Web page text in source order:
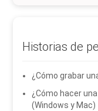
Historias de
¿Cómo grabar
¿Cómo hacer
(Windows y Mac)